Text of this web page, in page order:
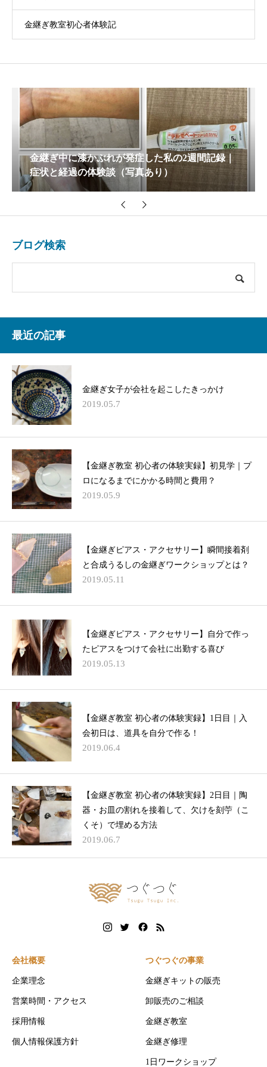
金継ぎ教室初心者体験記
金継ぎ中に漆かぶれが発症した私の2週間記録｜
症状と経過の体験談（写真あり）
ブログ検索
最近の記事
金継ぎ女子が会社を起こしたきっかけ
2019.05.7
【金継ぎ教室 初心者の体験実録】初見学｜プ
ロになるまでにかかる時間と費用？
2019.05.9
【金継ぎピアス・アクセサリー】瞬間接着剤
と合成うるしの金継ぎワークショップとは？
2019.05.11
【金継ぎピアス・アクセサリー】自分で作っ
たピアスをつけて会社に出勤する喜び
2019.05.13
【金継ぎ教室 初心者の体験実録】1日目｜入
会初日は、道具を自分で作る！
2019.06.4
【金継ぎ教室 初心者の体験実録】2日目｜陶
器・お皿の割れを接着して、欠けを刻苧（こ
くそ）で埋める方法
2019.06.7
会社概要
企業理念
営業時間・アクセス
採用情報
個人情報保護方針
つぐつぐの事業
金継ぎキットの販売
卸販売のご相談
金継ぎ教室
金継ぎ修理
1日ワークショップ